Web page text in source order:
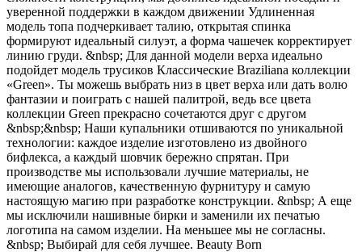
уверенной поддержки в каждом движении Удлиненная
модель топа подчеркивает талию, открытая спинка
формируют идеальный силуэт, а форма чашечек корректирует
линию груди. &nbsp; Для данной модели верха идеально
подойдет модель трусиков Классические Braziliana коллекции
«Green». Ты можешь выбрать низ в цвет верха или дать волю
фантазии и поиграть с нашей палитрой, ведь все цвета
коллекции Green прекрасно сочетаются друг с другом
&nbsp;&nbsp; Наши купальники отшиваются по уникальной
технологии: каждое изделие изготовлено из двойного
бифлекса, а каждый шовчик бережно спрятан. При
производстве мы использовали лучшие материалы, не
имеющие аналогов, качественную фурнитуру и самую
настоящую магию при разработке конструкции. &nbsp; А еще
мы исключили нашивные бирки и заменили их печатью
логотипа на самом изделии. На меньшее мы не согласны.
&nbsp; Выбирай для себя лучшее. Beauty Born